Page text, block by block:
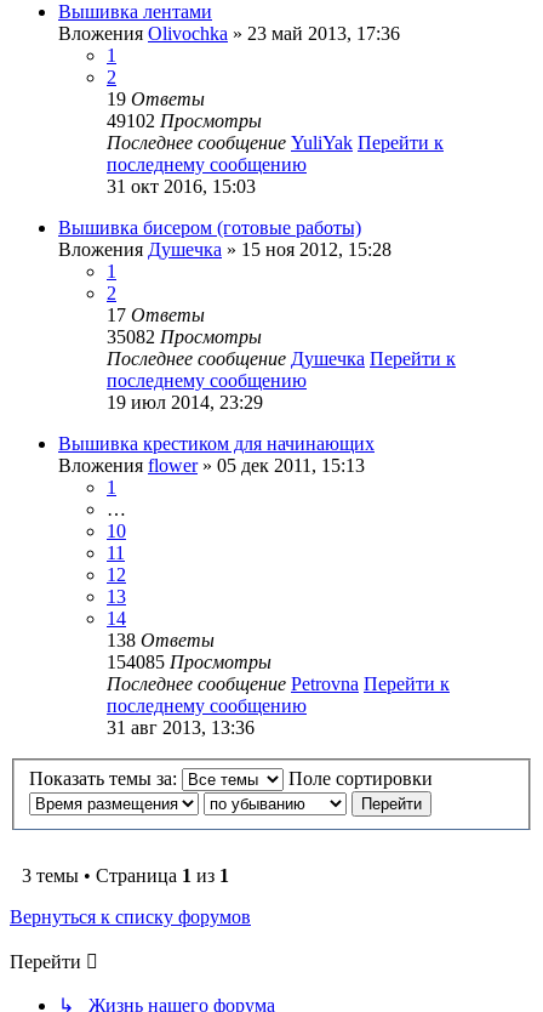
Вышивка лентами
Вложения Olivochka » 23 май 2013, 17:36
1
2
19 Ответы
49102 Просмотры
Последнее сообщение YuliYak Перейти к
последнему сообщению
31 окт 2016, 15:03
Вышивка бисером (готовые работы)
Вложения Душечка » 15 ноя 2012, 15:28
1
2
17 Ответы
35082 Просмотры
Последнее сообщение Душечка Перейти к
последнему сообщению
19 июл 2014, 23:29
Вышивка крестиком для начинающих
Вложения flower» 05 дек 2011, 15:13
1
…
10
11
12
13
14
138 Ответы
154085 Просмотры
Последнее сообщение Petrovna Перейти к
последнему сообщению
31 авг 2013, 13:36
Показать темы за: Поле сортировки
3 темы • Страница 1 из 1
Вернуться к списку форумов
Перейти
↳ Жизнь нашего форума